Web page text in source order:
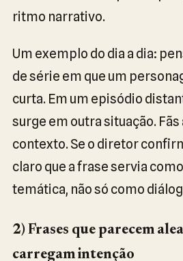
ritmo narrativo.
Um exemplo do dia a dia:
de série em que um
curta. Em um episódio
surge em outra situação. Fãs
contexto. Se o diretor
claro que a frase servia
temática, não só como
2) Frases que parecem
carregam intenção